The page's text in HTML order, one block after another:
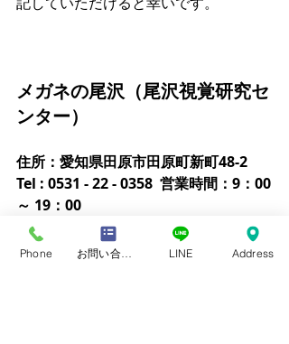
メガネの尾沢（尾沢視覚研究セ
ンター）
住所：愛知県田原市田原町新町48-2
Tel : 0531 - 22 - 0358  営業時間：9：00
～ 19：00
火曜日定休
Phone お問い合わせフォーム LINE Address